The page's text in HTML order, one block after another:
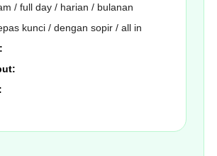
/ full day / harian / bulanan
kunci / dengan sopir / all in